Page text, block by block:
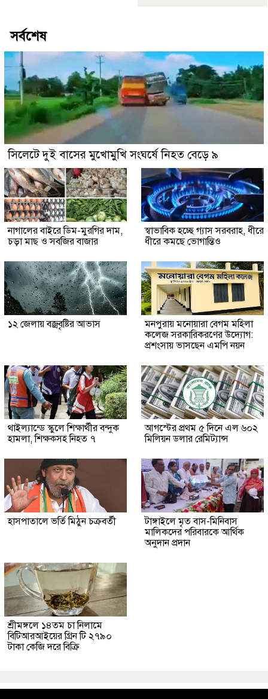
সর্বশেষ
সিলেটে দুই বাসের মুখোমুখি সংঘর্ষে নিহত বেড়ে ৯
নাগালের বাইরে ডিম-মুরগির দাম,
চড়া মাছ ও সবজির বাজার
স্বাভাবিক হচ্ছে গ্যাস সরবরাহ, ধীরে
ধীরে কমছে ভোগান্তিও
১২ জেলায় বজ্রবৃষ্টির আভাস
মনপুরায় মনোয়ারা বেগম মহিলা
কলেজ সরকারিকরণের উদ্যোগ:
প্রশংসায় ভাসছেন এমপি নয়ন
থাইল্যান্ডে স্কুলে শিক্ষার্থীর বন্দুক
হামলা, শিক্ষকসহ নিহত ৭
আগস্টের প্রথম ৫ দিনে এল ৬০২
মিলিয়ন ডলার রেমিট্যান্স
হাসপাতালে ভর্তি মিঠুন চক্রবর্তী
টাঙ্গাইলে মৃত বাস-মিনিবাস
মালিকদের পরিবারকে আর্থিক
অনুদান প্রদান
শ্রীমঙ্গলে ১৪তম চা নিলামে
বিটিআরআইয়ের গ্রিন টি ২৭৯০
টাকা কেজি দরে বিক্রি